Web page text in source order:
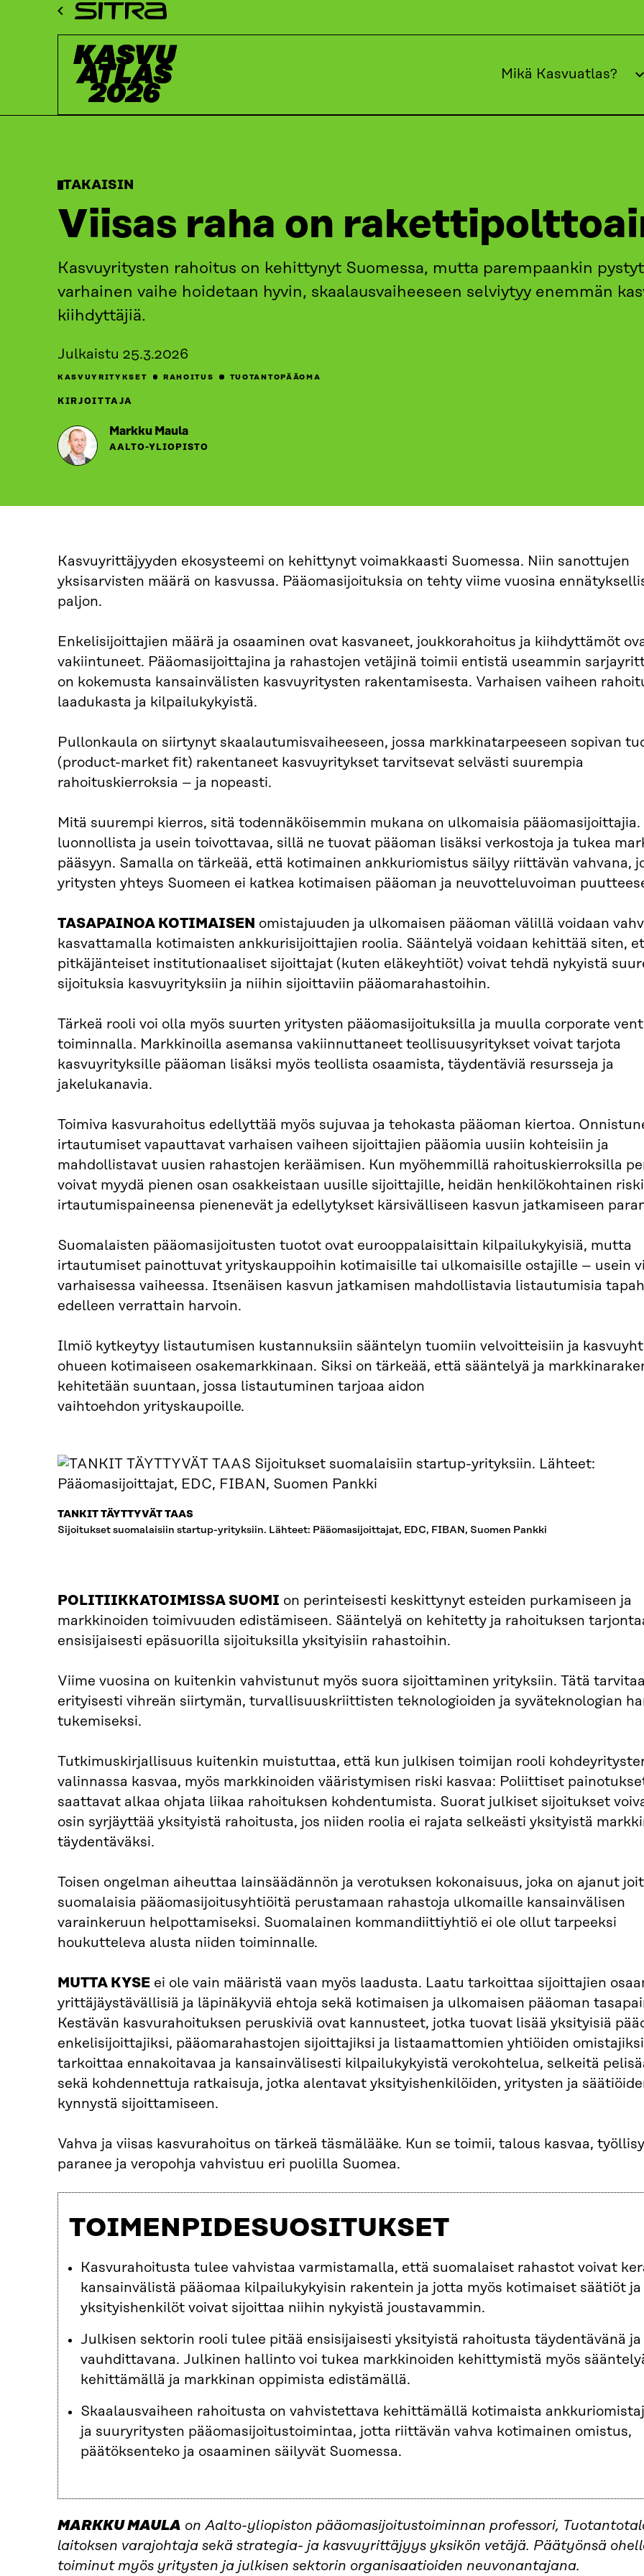
Sitra
Kasvuatlas
Mikä Kasvuatlas?
ETUSIVU KASVUATLAS
TAKAISIN
Viisas raha on
Kasvuyritysten rahoitus on kehittynyt Suomessa, mutta parempaankin
varhainen vaihe hoidetaan hyvin, skaalausvaiheeseen selviytyy enemmän
kiihdyttäjiä.
Julkaistu 25.3.2026
KASVUYRITYKSET RAHOITUS TUOTANTOPÄÄOMA
KIRJOITTAJA
Markku Maula
AALTO-YLIOPISTO
Kasvuyrittäjyyden ekosysteemi on kehittynyt voimakkaasti Suomessa. Niin sanottujen
yksisarvisten määrä on kasvussa. Pääomasijoituksia on tehty viime vuosina
paljon.
Enkelisijoittajien määrä ja osaaminen ovat kasvaneet, joukkorahoitus ja kiihdyttämöt
vakiintuneet. Pääomasijoittajina ja rahastojen vetäjinä toimii entistä useammin
on kokemusta kansainvälisten kasvuyritysten rakentamisesta. Varhaisen vaiheen
laadukasta ja kilpailukykyistä.
Pullonkaula on siirtynyt skaalautumisvaiheeseen, jossa markkinatarpeeseen sopivan
(product-market fit) rakentaneet kasvuyritykset tarvitsevat selvästi suurempia
rahoituskierroksia – ja nopeasti.
Mitä suurempi kierros, sitä todennäköisemmin mukana on ulkomaisia pääomasijoittajia.
luonnollista ja usein toivottavaa, sillä ne tuovat pääoman lisäksi verkostoja ja tukea
pääsyyn. Samalla on tärkeää, että kotimainen ankkuriomistus säilyy riittävän vahvana,
yritysten yhteys Suomeen ei katkea kotimaisen pääoman ja neuvotteluvoiman
TASAPAINOA KOTIMAISEN omistajuuden ja ulkomaisen pääoman välillä voidaan
kasvattamalla kotimaisten ankkurisijoittajien roolia. Sääntelyä voidaan kehittää siten,
pitkäjänteiset institutionaaliset sijoittajat (kuten eläkeyhtiöt) voivat tehdä nykyistä
sijoituksia kasvuyrityksiin ja niihin sijoittaviin pääomarahastoihin.
Tärkeä rooli voi olla myös suurten yritysten pääomasijoituksilla ja muulla corporate
toiminnalla. Markkinoilla asemansa vakiinnuttaneet teollisuusyritykset voivat tarjota
kasvuyrityksille pääoman lisäksi myös teollista osaamista, täydentäviä resursseja ja
jakelukanavia.
Toimiva kasvurahoitus edellyttää myös sujuvaa ja tehokasta pääoman kiertoa.
irtautumiset vapauttavat varhaisen vaiheen sijoittajien pääomia uusiin kohteisiin ja
mahdollistavat uusien rahastojen keräämisen. Kun myöhemmillä rahoituskierroksilla
voivat myydä pienen osan osakkeistaan uusille sijoittajille, heidän henkilökohtainen
irtautumispaineensa pienenevät ja edellytykset kärsivälliseen kasvun jatkamiseen
Suomalaisten pääomasijoitusten tuotot ovat eurooppalaisittain kilpailukykyisiä, mutta
irtautumiset painottuvat yrityskauppoihin kotimaisille tai ulkomaisille ostajille – usein
varhaisessa vaiheessa. Itsenäisen kasvun jatkamisen mahdollistavia listautumisia
edelleen verrattain harvoin.
Ilmiö kytkeytyy listautumisen kustannuksiin sääntelyn tuomiin velvoitteisiin ja
ohueen kotimaiseen osakemarkkinaan. Siksi on tärkeää, että sääntelyä ja
kehitetään suuntaan, jossa listautuminen tarjoaa aidon
vaihtoehdon yrityskaupoille.
TANKIT TÄYTTYVÄT TAAS
Sijoitukset suomalaisiin startup-yrityksiin. Lähteet: Pääomasijoittajat, EDC, FIBAN, Suomen Pankki
POLITIIKKATOIMISSA SUOMI on perinteisesti keskittynyt esteiden purkamiseen ja
markkinoiden toimivuuden edistämiseen. Sääntelyä on kehitetty ja rahoituksen
ensisijaisesti epäsuorilla sijoituksilla yksityisiin rahastoihin.
Viime vuosina on kuitenkin vahvistunut myös suora sijoittaminen yrityksiin. Tätä
erityisesti vihreän siirtymän, turvallisuuskriittisten teknologioiden ja syväteknologian
tukemiseksi.
Tutkimuskirjallisuus kuitenkin muistuttaa, että kun julkisen toimijan rooli
valinnassa kasvaa, myös markkinoiden vääristymisen riski kasvaa: Poliittiset
saattavat alkaa ohjata liikaa rahoituksen kohdentumista. Suorat julkiset sijoitukset
osin syrjäyttää yksityistä rahoitusta, jos niiden roolia ei rajata selkeästi yksityistä
täydentäväksi.
Toisen ongelman aiheuttaa lainsäädännön ja verotuksen kokonaisuus, joka on ajanut
suomalaisia pääomasijoitusyhtiöitä perustamaan rahastoja ulkomaille kansainvälisen
varainkeruun helpottamiseksi. Suomalainen kommandiittiyhtiö ei ole ollut tarpeeksi
houkutteleva alusta niiden toiminnalle.
MUTTA KYSE ei ole vain määristä vaan myös laadusta. Laatu tarkoittaa sijoittajien
yrittäjäystävällisiä ja läpinäkyviä ehtoja sekä kotimaisen ja ulkomaisen pääoman
Kestävän kasvurahoituksen peruskiviä ovat kannusteet, jotka tuovat lisää yksityisiä
enkelisijoittajiksi, pääomarahastojen sijoittajiksi ja listaamattomien yhtiöiden
tarkoittaa ennakoitavaa ja kansainvälisesti kilpailukykyistä verokohtelua, selkeitä
sekä kohdennettuja ratkaisuja, jotka alentavat yksityishenkilöiden, yritysten ja
kynnystä sijoittamiseen.
Vahva ja viisas kasvurahoitus on tärkeä täsmälääke. Kun se toimii, talous kasvaa,
paranee ja veropohja vahvistuu eri puolilla Suomea.
TOIMENPIDESUOSITUKSET
Kasvurahoitusta tulee vahvistaa varmistamalla, että suomalaiset rahastot voivat
kansainvälistä pääomaa kilpailukykyisin rakentein ja jotta myös kotimaiset säätiöt ja
yksityishenkilöt voivat sijoittaa niihin nykyistä joustavammin.
Julkisen sektorin rooli tulee pitää ensisijaisesti yksityistä rahoitusta täydentävänä ja
vauhdittavana. Julkinen hallinto voi tukea markkinoiden kehittymistä myös
kehittämällä ja markkinan oppimista edistämällä.
Skaalausvaiheen rahoitusta on vahvistettava kehittämällä kotimaista
ja suuryritysten pääomasijoitustoimintaa, jotta riittävän vahva kotimainen omistus,
päätöksenteko ja osaaminen säilyvät Suomessa.
MARKKU MAULA on Aalto-yliopiston pääomasijoitustoiminnan professori,
laitoksen varajohtaja sekä strategia- ja kasvuyrittäjyys yksikön vetäjä. Päätyönsä
toiminut myös yritysten ja julkisen sektorin organisaatioiden neuvonantajana.